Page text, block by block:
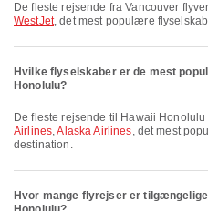
De fleste rejsende fra Vancouver
WestJet, det mest populære
Hvilke flyselskaber er de mest
Honolulu?
De fleste rejsende til Hawaii
Airlines,Alaska Airlines, det mest
destination.
Hvor mange flyrejser er